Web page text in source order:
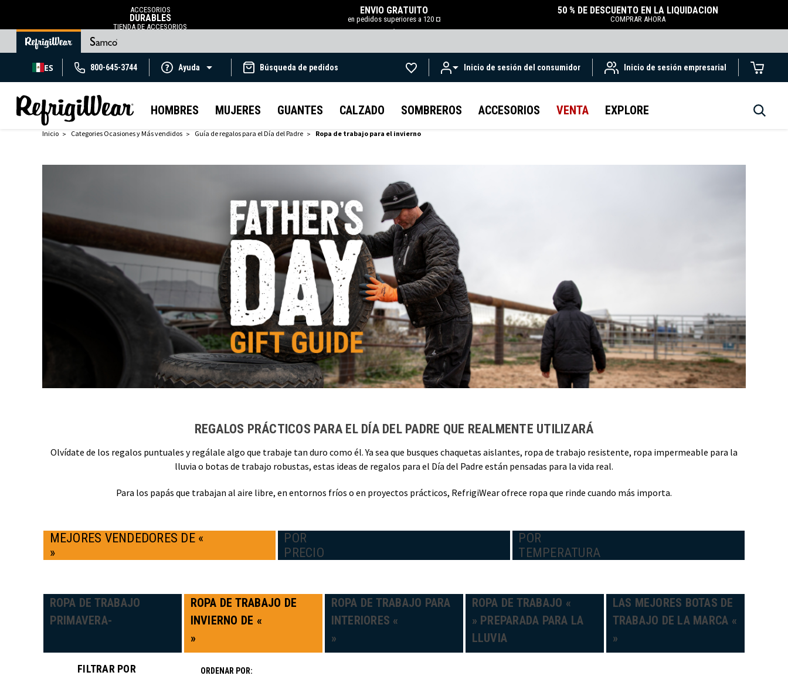
ACCESORIOS
DURABLES
TIENDA DE ACCESORIOS
ENVÍO GRATUITO
en pedidos superiores a 120 ¤
.
50 % DE DESCUENTO EN LA LIQUIDACIÓN
COMPRAR AHORA
ES 800-645-3744 Ayuda Búsqueda de pedidos Inicio de sesión del consumidor Inicio de sesión empresarial
HOMBRES MUJERES GUANTES CALZADO SOMBREROS ACCESORIOS VENTA EXPLORE
Inicio Categories Ocasiones y Más vendidos Guía de regalos para el Día del Padre Ropa de trabajo para el invierno
REGALOS PRÁCTICOS PARA EL DÍA DEL PADRE QUE REALMENTE UTILIZARÁ
Olvídate de los regalos puntuales y regálale algo que trabaje tan duro como él. Ya sea que busques chaquetas aislantes, ropa de trabajo resistente, ropa impermeable para la
lluvia o botas de trabajo robustas, estas ideas de regalos para el Día del Padre están pensadas para la vida real.
Para los papás que trabajan al aire libre, en entornos fríos o en proyectos prácticos, RefrigiWear ofrece ropa que rinde cuando más importa.
MEJORES VENDEDORES DE «
»
POR
PRECIO
POR
TEMPERATURA
ROPA DE TRABAJO
PRIMAVERA-
ROPA DE TRABAJO DE
INVIERNO DE «
»
ROPA DE TRABAJO PARA
INTERIORES «
»
ROPA DE TRABAJO «
» PREPARADA PARA LA
LLUVIA
LAS MEJORES BOTAS DE
TRABAJO DE LA MARCA «
»
FILTRAR POR ORDENAR POR: